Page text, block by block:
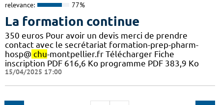
relevance: 77%
La formation continue
350 euros Pour avoir un devis merci de prendre
contact avec le secrétariat formation-prep-pharm-
hosp@ chu-montpellier.fr Télécharger Fiche
inscription PDF 616,6 Ko programme PDF 383,9 Ko
15/04/2025 17:00